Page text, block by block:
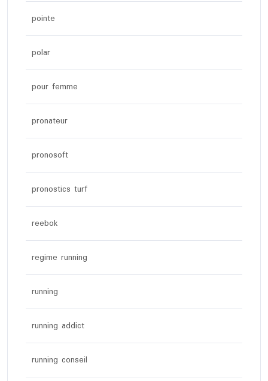
pointe
polar
pour femme
pronateur
pronosoft
pronostics turf
reebok
regime running
running
running addict
running conseil